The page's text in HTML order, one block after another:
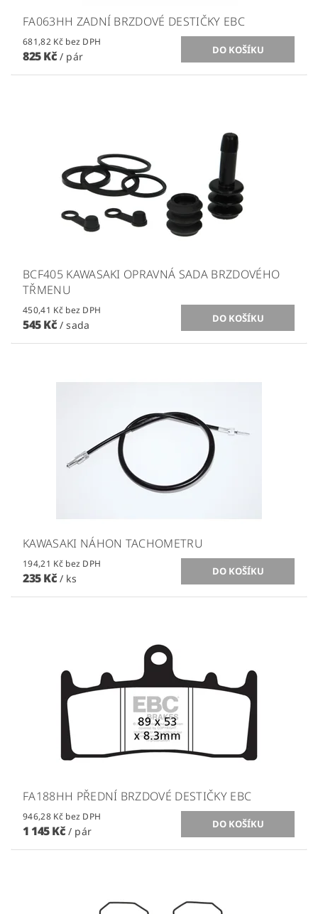
FA063HH ZADNÍ BRZDOVÉ DESTIČKY EBC
681,82 Kč bez DPH
825 Kč / pár
BCF405 KAWASAKI OPRAVNÁ SADA BRZDOVÉHO
TŘMENU
450,41 Kč bez DPH
545 Kč / sada
KAWASAKI NÁHON TACHOMETRU
194,21 Kč bez DPH
235 Kč / ks
FA188HH PŘEDNÍ BRZDOVÉ DESTIČKY EBC
946,28 Kč bez DPH
1 145 Kč / pár